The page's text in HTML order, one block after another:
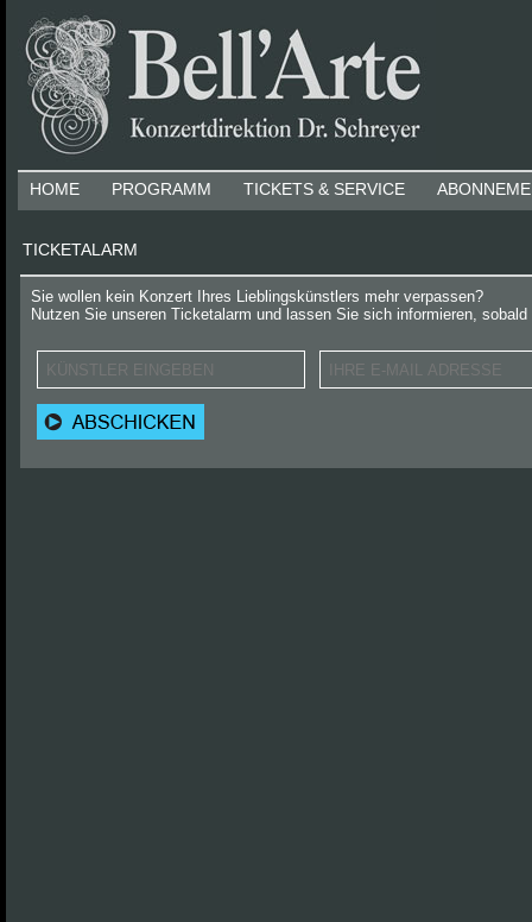
HOME PROGRAMM TICKETS & SERVICE
TICKETALARM
Sie wollen kein Konzert Ihres Lieblingskünstlers mehr verpassen?
Nutzen Sie unseren Ticketalarm und lassen Sie sich informieren,